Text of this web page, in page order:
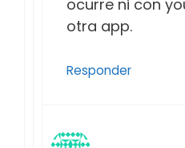
ocurre ni con
otra app.
Responder